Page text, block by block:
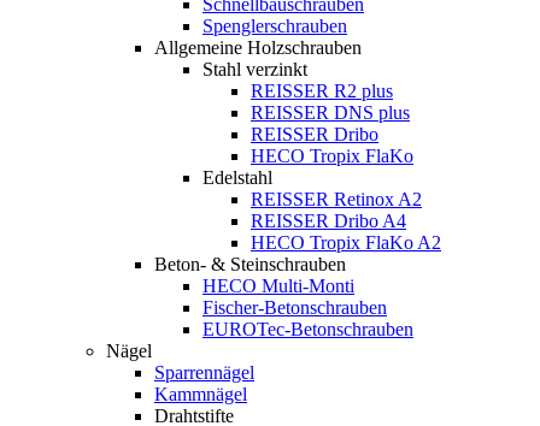
Schnellbauschrauben
Spenglerschrauben
Allgemeine Holzschrauben
Stahl verzinkt
REISSER R2 plus
REISSER DNS plus
REISSER Dribo
HECO Tropix FlaKo
Edelstahl
REISSER Retinox A2
REISSER Dribo A4
HECO Tropix FlaKo A2
Beton- & Steinschrauben
HECO Multi-Monti
Fischer-Betonschrauben
EUROTec-Betonschrauben
Nägel
Sparrennägel
Kammnägel
Drahtstifte